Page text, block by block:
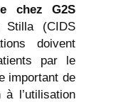
chez G2S
Stilla (CIDS
doivent
par le
important de
l’utilisation